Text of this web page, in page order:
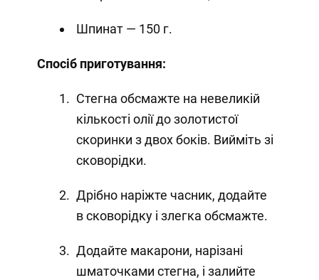
Шпинат — 150 г.
Спосіб приготування:
Стегна обсмажте на невеликій
кількості олії до золотистої
скоринки з двох боків. Вийміть зі
сковорідки.
Дрібно наріжте часник, додайте
в сковорідку і злегка обсмажте.
Додайте макарони, нарізані
шматочками стегна, і залийте